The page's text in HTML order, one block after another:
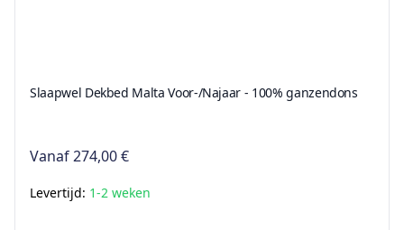
Slaapwel Dekbed Malta Voor-/Najaar - 100% ganzendons
Vanaf274,00 €
Levertijd: 1-2 weken